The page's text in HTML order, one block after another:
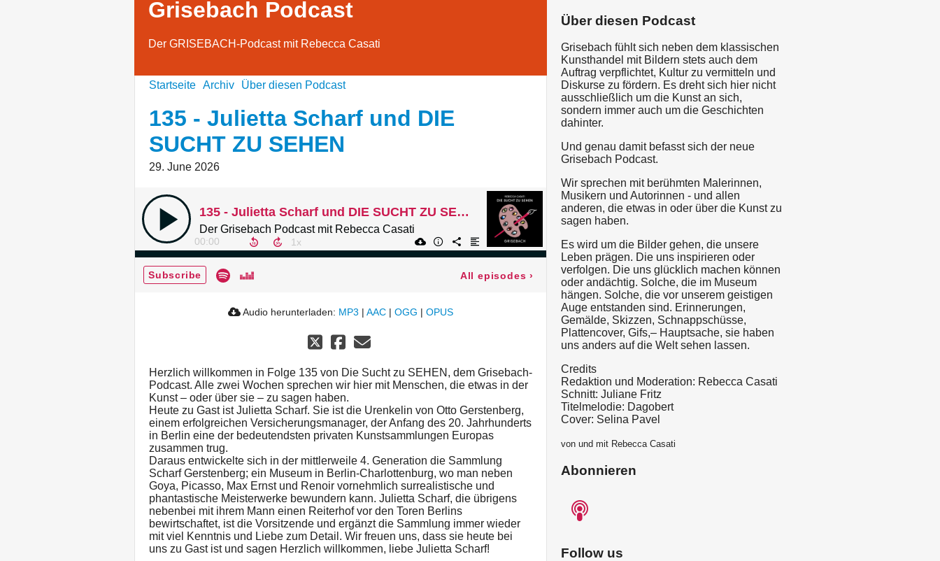
Grisebach Podcast
Der GRISEBACH-Podcast mit Rebecca Casati
Startseite Archiv Über diesen Podcast
135 - Julietta Scharf und DIE
SUCHT ZU SEHEN
29. June 2026
135 - Julietta Scharf und DIE SUCHT ZU SEHEN
Der Grisebach Podcast mit Rebecca Casati
00:00
Subscribe All episodes ›
Audio herunterladen: MP3 | AAC | OGG | OPUS
Herzlich willkommen in Folge 135 von Die Sucht zu SEHEN, dem Grisebach-
Podcast. Alle zwei Wochen sprechen wir hier mit Menschen, die etwas in der
Kunst – oder über sie – zu sagen haben.
Heute zu Gast ist Julietta Scharf. Sie ist die Urenkelin von Otto Gerstenberg,
einem erfolgreichen Versicherungsmanager, der Anfang des 20. Jahrhunderts
in Berlin eine der bedeutendsten privaten Kunstsammlungen Europas
zusammen trug.
Daraus entwickelte sich in der mittlerweile 4. Generation die Sammlung
Scharf Gerstenberg; ein Museum in Berlin-Charlottenburg, wo man neben
Goya, Picasso, Max Ernst und Renoir vornehmlich surrealistische und
phantastische Meisterwerke bewundern kann. Julietta Scharf, die übrigens
nebenbei mit ihrem Mann einen Reiterhof vor den Toren Berlins
bewirtschaftet, ist die Vorsitzende und ergänzt die Sammlung immer wieder
mit viel Kenntnis und Liebe zum Detail. Wir freuen uns, dass sie heute bei
uns zu Gast ist und sagen Herzlich willkommen, liebe Julietta Scharf!
Über diesen Podcast
Grisebach fühlt sich neben dem klassischen
Kunsthandel mit Bildern stets auch dem
Auftrag verpflichtet, Kultur zu vermitteln und
Diskurse zu fördern. Es dreht sich hier nicht
ausschließlich um die Kunst an sich,
sondern immer auch um die Geschichten
dahinter.
Und genau damit befasst sich der neue
Grisebach Podcast.
Wir sprechen mit berühmten Malerinnen,
Musikern und Autorinnen - und allen
anderen, die etwas in oder über die Kunst zu
sagen haben.
Es wird um die Bilder gehen, die unsere
Leben prägen. Die uns inspirieren oder
verfolgen. Die uns glücklich machen können
oder andächtig. Solche, die im Museum
hängen. Solche, die vor unserem geistigen
Auge entstanden sind. Erinnerungen,
Gemälde, Skizzen, Schnappschüsse,
Plattencover, Gifs,– Hauptsache, sie haben
uns anders auf die Welt sehen lassen.
Credits
Redaktion und Moderation: Rebecca Casati
Schnitt: Juliane Fritz
Titelmelodie: Dagobert
Cover: Selina Pavel
von und mit Rebecca Casati
Abonnieren
Follow us